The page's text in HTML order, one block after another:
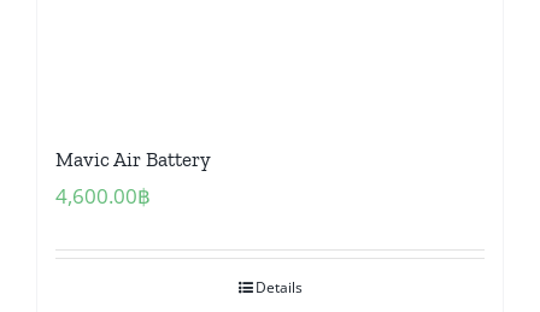
Mavic Air Battery
4,600.00฿
Details